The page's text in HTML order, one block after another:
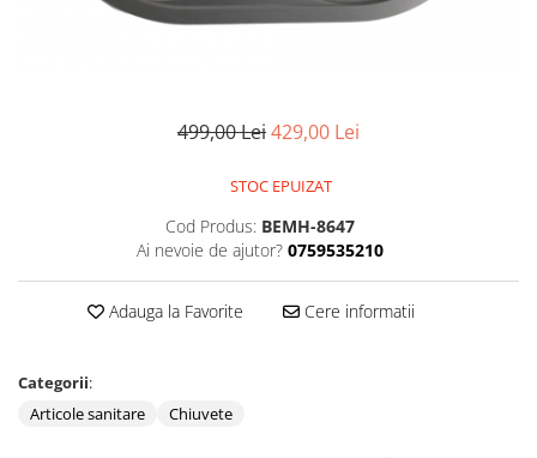
Atomizoare
Zdrobitoare struguri, fructe si
Dezumidificatoare
Motoare electrice
499,00 Lei429,00 Lei
STOC EPUIZAT
Cod Produs: BEMH-8647
Ai nevoie de ajutor? 0759535210
Adauga la Favorite Cere informatii
Categorii:
Articole sanitare
Chiuvete